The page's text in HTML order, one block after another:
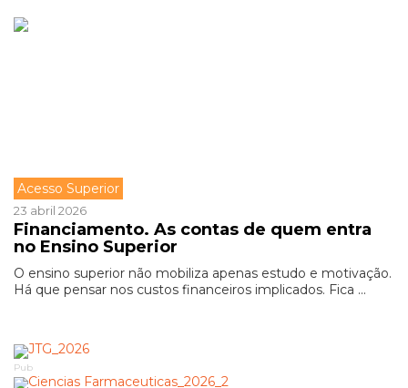
Acesso Superior
23 abril 2026
Financiamento. As contas de quem entra
no Ensino Superior
O ensino superior não mobiliza apenas estudo e motivação.
Há que pensar nos custos financeiros implicados. Fica ...
Pub